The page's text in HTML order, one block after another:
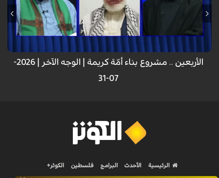
الأربعين .. مشروع بناء أمّة كريمة | الوجه الآخر | 2026-
07-31
الرئيسية الأحدث البرامج فلسطين الكوثر+